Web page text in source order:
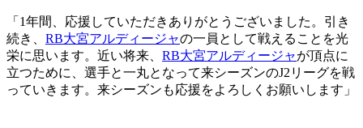
「1年間、応援していただきありがとうございました。引き
続き、 RB大宮アルディージャの一員として戦えることを光
栄に思います。近い将来、 RB大宮アルディージャが頂点に
立つために、選手と一丸となって来シーズンのJ2リーグを戦
っていきます。来シーズンも応援をよろしくお願いします」